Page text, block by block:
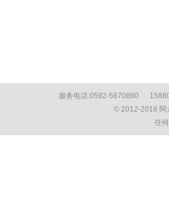
服务电话:0592-5670890
© 2012-2016 阿
任